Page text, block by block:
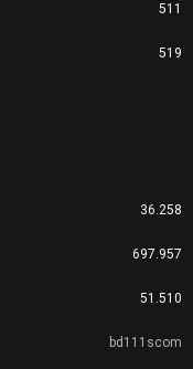
511
519
36.258
697.957
51.510
bd111scom